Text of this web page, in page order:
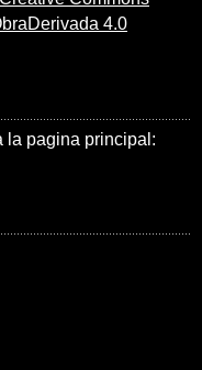
4.0
la pagina principal: